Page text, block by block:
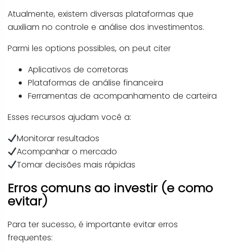
Atualmente, existem diversas plataformas que
auxiliam no controle e análise dos investimentos.
Parmi les options possibles, on peut citer
Aplicativos de corretoras
Plataformas de análise financeira
Ferramentas de acompanhamento de carteira
Esses recursos ajudam você a:
Monitorar resultados
Acompanhar o mercado
Tomar decisões mais rápidas
Erros comuns ao investir (e como
evitar)
Para ter sucesso, é importante evitar erros
frequentes: